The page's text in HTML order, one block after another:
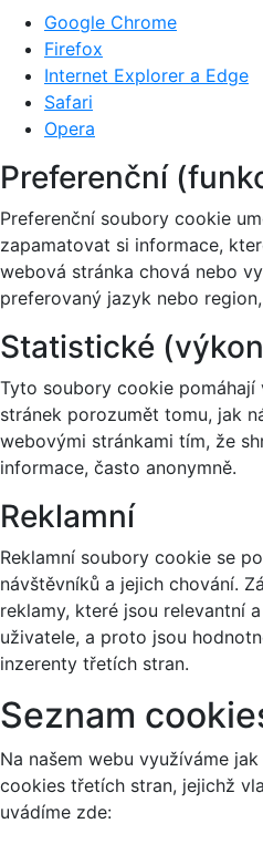
Google Chrome
Firefox
Internet Explorer a Edge
Safari
Opera
Preferenční
Preferenční soubory cookie
zapamatovat si informace,
webová stránka chová nebo
preferovaný jazyk nebo
Statistické
Tyto soubory cookie
stránek porozumět tomu, jak
webovými stránkami tím, že
informace, často anonymně.
Reklamní
Reklamní soubory cookie se
návštěvníků a jejich chování.
reklamy, které jsou relevantní
uživatele, a proto jsou
inzerenty třetích stran.
Seznam
Na našem webu využíváme
cookies třetích stran, jejichž
uvádíme zde: